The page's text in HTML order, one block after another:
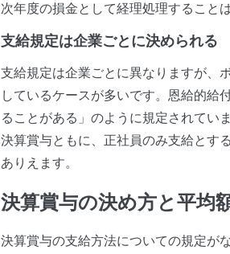
次年度の損金として経理処理すること
支給規定は企業ごとに決められる
支給規定は企業ごとに異なりますが、
しているケースが多いです。恩給的給
ることがある」のように規定されてい
決算賞与ともに、正社員のみ支給とす
ありえます。
決算賞与の決め方と平均
決算賞与の支給方法についての規定が